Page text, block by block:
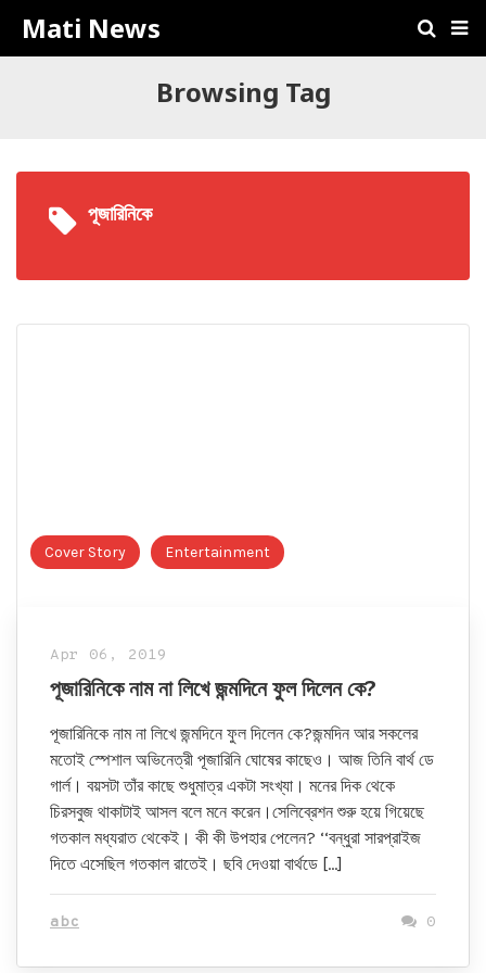
Mati News
Browsing Tag
পূজারিনিকে
Cover Story Entertainment
Apr 06, 2019
পূজারিনিকে নাম না লিখে জন্মদিনে ফুল দিলেন কে?
পূজারিনিকে নাম না লিখে জন্মদিনে ফুল দিলেন কে?জন্মদিন আর সকলের
মতোই স্পেশাল অভিনেত্রী পূজারিনি ঘোষের কাছেও। আজ তিনি বার্থ ডে
গার্ল। বয়সটা তাঁর কাছে শুধুমাত্র একটা সংখ্যা। মনের দিক থেকে
চিরসবুজ থাকাটাই আসল বলে মনে করেন।সেলিব্রেশন শুরু হয়ে গিয়েছে
গতকাল মধ্যরাত থেকেই। কী কী উপহার পেলেন? ‘‘বন্ধুরা সারপ্রাইজ
দিতে এসেছিল গতকাল রাতেই। ছবি দেওয়া বার্থডে […]
abc 0